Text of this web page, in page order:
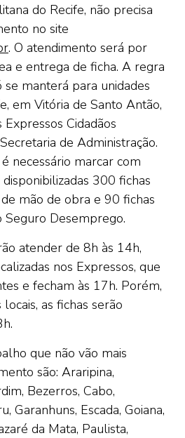
do Recife, não precisa
no site
. O atendimento será por
e entrega de ficha. A regra
manterá para unidades
em Vitória de Santo Antão,
Cidadãos
de Administração.
necessário marcar com
300 fichas
mão de obra e 90 fichas
Seguro Desemprego.
atender de 8h às 14h,
nos Expressos, que
e fecham às 17h. Porém,
as fichas serão
que não vão mais
são: Araripina,
Bezerros, Cabo,
Garanhuns, Escada, Goiana,
da Mata, Paulista,